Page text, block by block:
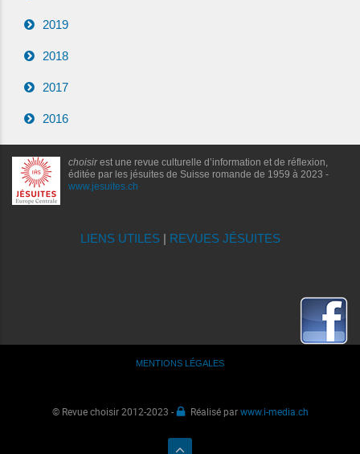
2019
2018
2017
2016
choisirest une revue culturelle d’information et de réflexion,
éditée par les jésuites de Suisse romande de 1959 à 2023 -
www.jesuites.ch
LIENS UTILES| REVUES JÉSUITES
MENTIONS LÉGALES
© Revue choisir 2012-2023 - Réalisé parwww.i-media.ch